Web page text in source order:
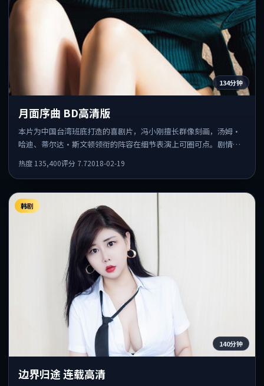
134分钟
月面序曲 BD高清版
本片为中国台湾班底打造的喜剧片，冯小刚擅长群像刻画，汤姆·
哈迪、蒂尔达·斯文顿领衔的阵容在细节表演上可圈可点。剧情围
热度 135,400评分 7.72018-02-19
韩剧
140分钟
边界归途 连载高清